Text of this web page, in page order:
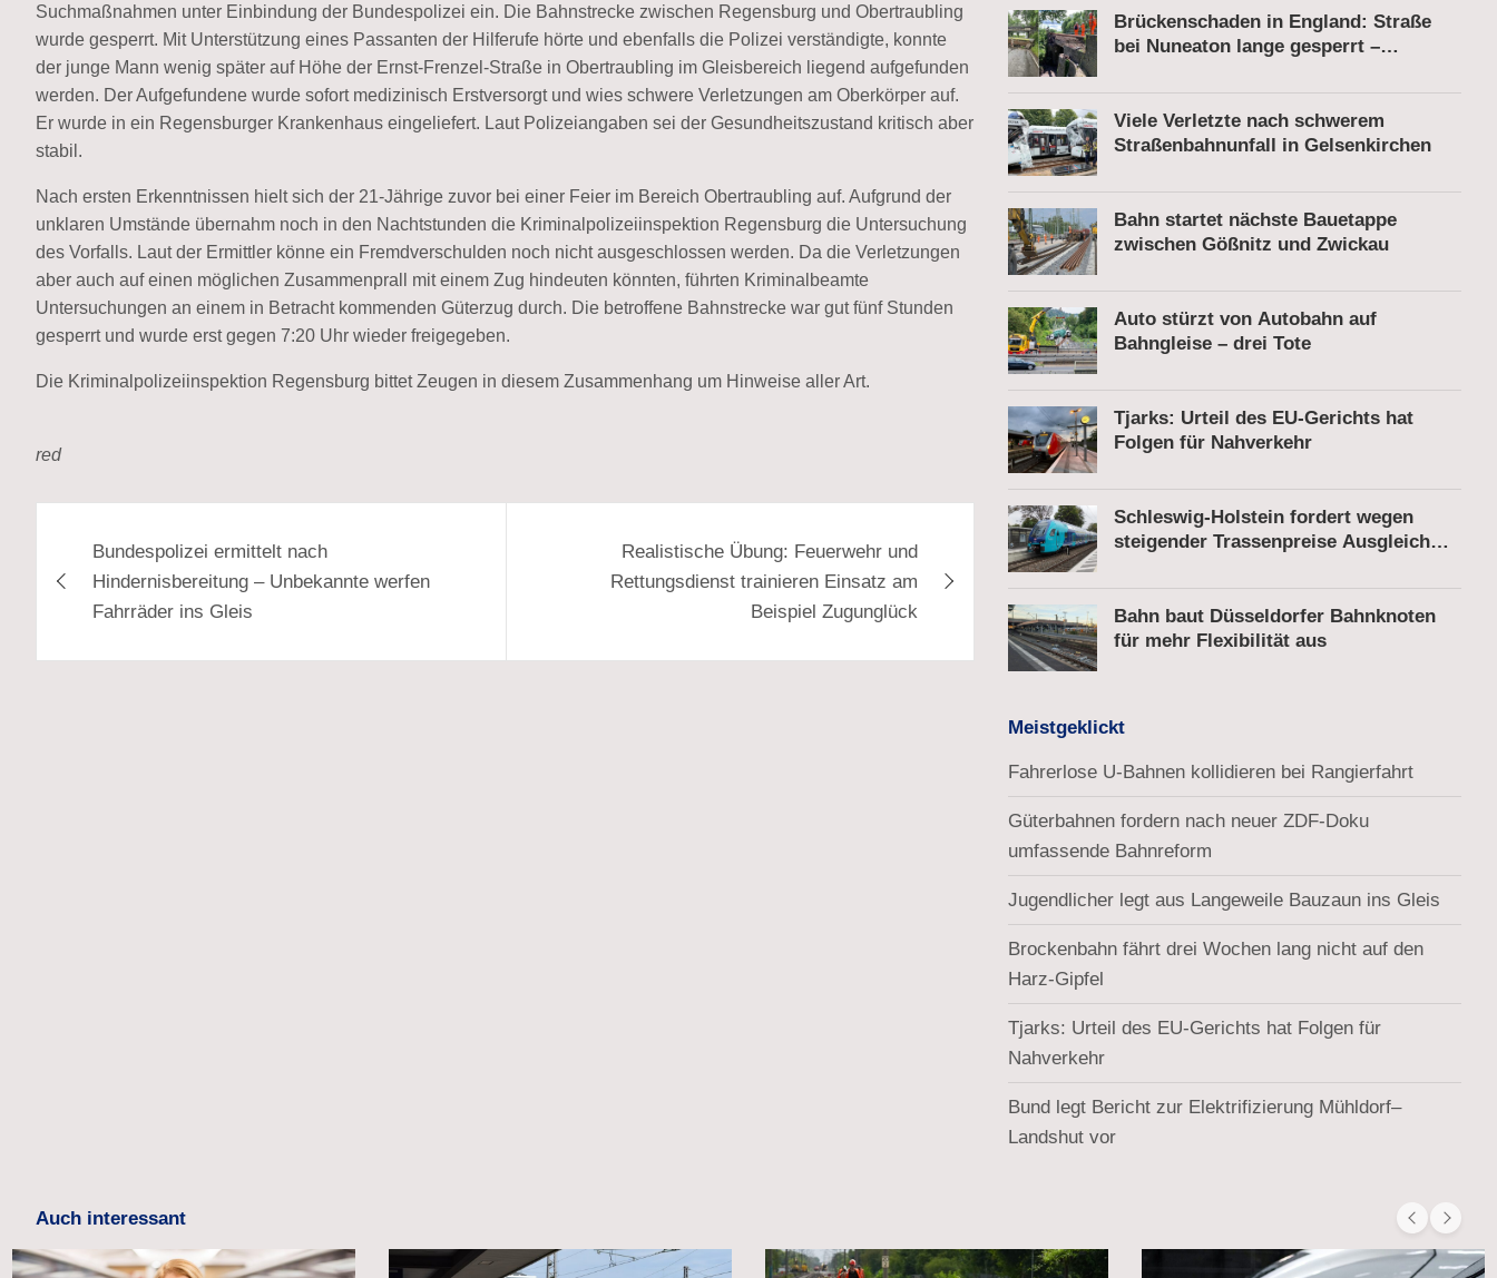
Suchmaßnahmen unter Einbindung der Bundespolizei ein. Die Bahnstrecke zwischen Regensburg und Obertraubling
wurde gesperrt. Mit Unterstützung eines Passanten der Hilferufe hörte und ebenfalls die Polizei verständigte, konnte
der junge Mann wenig später auf Höhe der Ernst-Frenzel-Straße in Obertraubling im Gleisbereich liegend aufgefunden
werden. Der Aufgefundene wurde sofort medizinisch Erstversorgt und wies schwere Verletzungen am Oberkörper auf.
Er wurde in ein Regensburger Krankenhaus eingeliefert. Laut Polizeiangaben sei der Gesundheitszustand kritisch aber
stabil.
Nach ersten Erkenntnissen hielt sich der 21-Jährige zuvor bei einer Feier im Bereich Obertraubling auf. Aufgrund der
unklaren Umstände übernahm noch in den Nachtstunden die Kriminalpolizeiinspektion Regensburg die Untersuchung
des Vorfalls. Laut der Ermittler könne ein Fremdverschulden noch nicht ausgeschlossen werden. Da die Verletzungen
aber auch auf einen möglichen Zusammenprall mit einem Zug hindeuten könnten, führten Kriminalbeamte
Untersuchungen an einem in Betracht kommenden Güterzug durch. Die betroffene Bahnstrecke war gut fünf Stunden
gesperrt und wurde erst gegen 7:20 Uhr wieder freigegeben.
Die Kriminalpolizeiinspektion Regensburg bittet Zeugen in diesem Zusammenhang um Hinweise aller Art.
red
Bundespolizei ermittelt nach
Hindernisbereitung – Unbekannte werfen
Fahrräder ins Gleis
Realistische Übung: Feuerwehr und
Rettungsdienst trainieren Einsatz am
Beispiel Zugunglück
Brückenschaden in England: Straße
bei Nuneaton lange gesperrt –
Viele Verletzte nach schwerem
Straßenbahnunfall in Gelsenkirchen
Bahn startet nächste Bauetappe
zwischen Gößnitz und Zwickau
Auto stürzt von Autobahn auf
Bahngleise – drei Tote
Tjarks: Urteil des EU-Gerichts hat
Folgen für Nahverkehr
Schleswig-Holstein fordert wegen
steigender Trassenpreise Ausgleich
Bahn baut Düsseldorfer Bahnknoten
für mehr Flexibilität aus
Meistgeklickt
Fahrerlose U-Bahnen kollidieren bei Rangierfahrt
Güterbahnen fordern nach neuer ZDF-Doku
umfassende Bahnreform
Jugendlicher legt aus Langeweile Bauzaun ins Gleis
Brockenbahn fährt drei Wochen lang nicht auf den
Harz-Gipfel
Tjarks: Urteil des EU-Gerichts hat Folgen für
Nahverkehr
Bund legt Bericht zur Elektrifizierung Mühldorf–
Landshut vor
Auch interessant